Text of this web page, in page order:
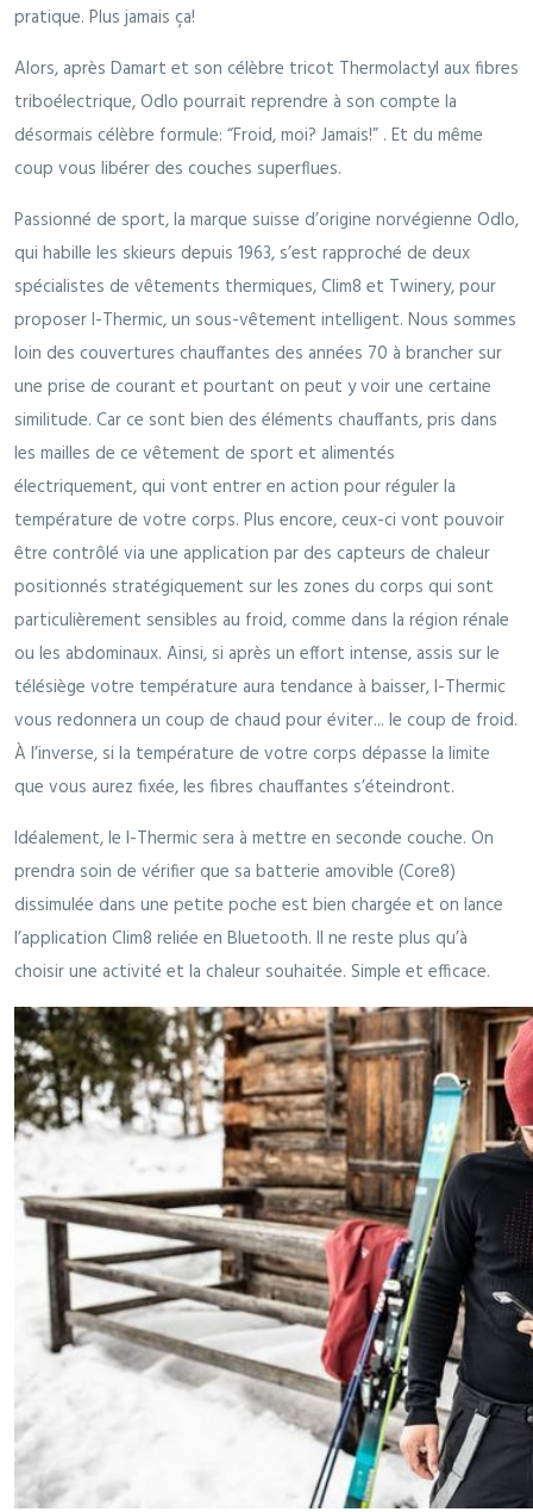
pratique. Plus jamais ça!
Alors, après Damart et son célèbre tricot Thermolactyl aux fibres
triboélectrique, Odlo pourrait reprendre à son compte la
désormais célèbre formule: “Froid, moi? Jamais!” . Et du même
coup vous libérer des couches superflues.
Passionné de sport, la marque suisse d’origine norvégienne Odlo,
qui habille les skieurs depuis 1963, s’est rapproché de deux
spécialistes de vêtements thermiques, Clim8 et Twinery, pour
proposer I-Thermic, un sous-vêtement intelligent. Nous sommes
loin des couvertures chauffantes des années 70 à brancher sur
une prise de courant et pourtant on peut y voir une certaine
similitude. Car ce sont bien des éléments chauffants, pris dans
les mailles de ce vêtement de sport et alimentés
électriquement, qui vont entrer en action pour réguler la
température de votre corps. Plus encore, ceux-ci vont pouvoir
être contrôlé via une application par des capteurs de chaleur
positionnés stratégiquement sur les zones du corps qui sont
particulièrement sensibles au froid, comme dans la région rénale
ou les abdominaux. Ainsi, si après un effort intense, assis sur le
télésiège votre température aura tendance à baisser, I-Thermic
vous redonnera un coup de chaud pour éviter... le coup de froid.
À l’inverse, si la température de votre corps dépasse la limite
que vous aurez fixée, les fibres chauffantes s’éteindront.
Idéalement, le I-Thermic sera à mettre en seconde couche. On
prendra soin de vérifier que sa batterie amovible (Core8)
dissimulée dans une petite poche est bien chargée et on lance
l’application Clim8 reliée en Bluetooth. Il ne reste plus qu’à
choisir une activité et la chaleur souhaitée. Simple et efficace.